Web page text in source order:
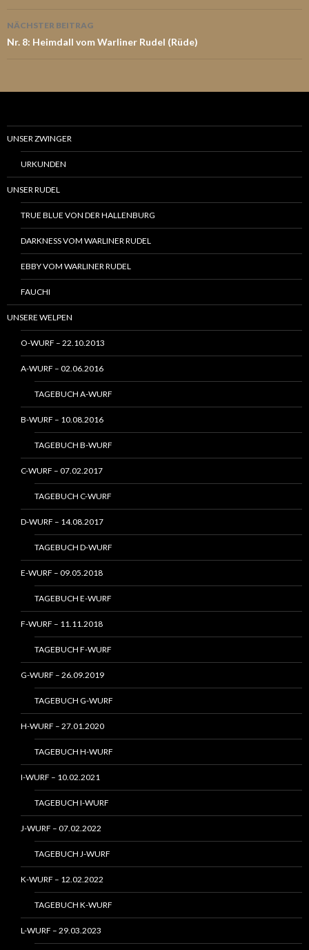
NÄCHSTER BEITRAG
Nr. 8: Heimdall vom Warliner Rudel (Rüde)
UNSER ZWINGER
URKUNDEN
UNSER RUDEL
TRUE BLUE VON DER HALLENBURG
DARKNESS VOM WARLINER RUDEL
EBBY VOM WARLINER RUDEL
FAUCHI
UNSERE WELPEN
O-WURF – 22.10.2013
A-WURF – 02.06.2016
TAGEBUCH A-WURF
B-WURF – 10.08.2016
TAGEBUCH B-WURF
C-WURF – 07.02.2017
TAGEBUCH C-WURF
D-WURF – 14.08.2017
TAGEBUCH D-WURF
E-WURF – 09.05.2018
TAGEBUCH E-WURF
F-WURF – 11.11.2018
TAGEBUCH F-WURF
G-WURF – 26.09.2019
TAGEBUCH G-WURF
H-WURF – 27.01.2020
TAGEBUCH H-WURF
I-WURF – 10.02.2021
TAGEBUCH I-WURF
J-WURF – 07.02.2022
TAGEBUCH J-WURF
K-WURF – 12.02.2022
TAGEBUCH K-WURF
L-WURF – 29.03.2023